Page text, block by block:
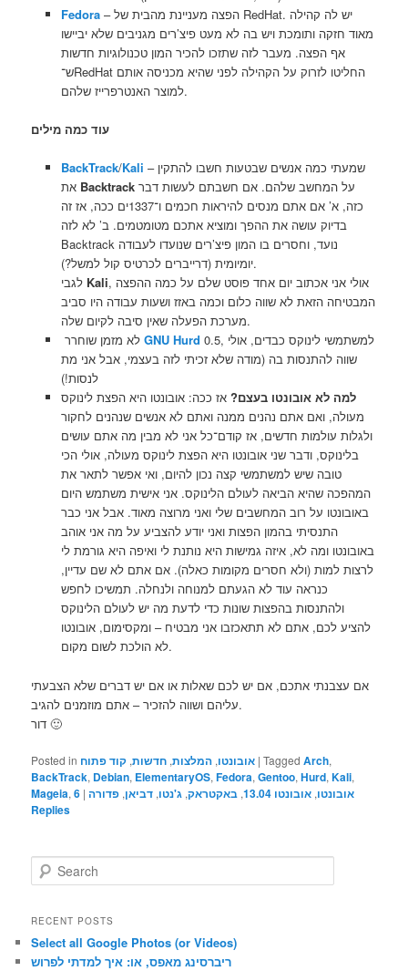
Fedora– הפצה מעניינת מהבית של RedHat. יש לה קהילה
מאוד חזקה ותומכת ויש בה לא מעט פיצ’רים מגניבים שלא יביישו
אף הפצה. מעבר לזה שתזכו להכיר המון טכנולוגיות חדשות
ש־RedHat החליטו לזרוק על הקהילה לפני שהיא מכניסה אותם
למוצר האנטרפרייז שלהם.
עוד כמה מילים
BackTrack/Kali – שמעתי כמה אנשים שבטעות חשבו להתקין
את Backtrackעל המחשב שלהם. אם חשבתם לעשות דבר
כזה, א’ אם אתם מנסים להיראות חכמים ו־1337ים ככה, אז זה
בדיוק עושה את ההפך ומוציא אתכם מטומטמים. ב’ לא לזה
Backtrack נועד, וחסרים בו המון פיצ’רים שנועדו לעבודה
יומיומית (דרייברים לכרטיס קול למשל?).
לגבי Kali, אולי אני אכתוב יום אחד פוסט שלם על כמה ההפצה
המבטיחה הזאת לא שווה כלום וכמה באזז ושעות עבודה היו סביב
מערכת הפעלה שאין סיבה לקיום שלה.
לא מזמן שוחרר GNU Hurd 0.5, למשתמשי לינוקס כבדים, אולי
שווה להתנסות בה (מודה שלא זכיתי לזה בעצמי, אבל אני מת
לנסות!)
למה לא אובונטו בעצם? אז ככה: אובונטו היא הפצת לינוקס
מעולה, ואם אתם נהנים ממנה ואתם לא אנשים שנהנים לחקור
ולגלות עולמות חדשים, אז קודם־כל אני לא מבין מה אתם עושים
בלינוקס, ודבר שני אובונטו היא הפצת לינוקס מעולה, אולי הכי
טובה שיש למשתמשי קצה נכון להיום, ואי אפשר לתאר את
המהפכה שהיא הביאה לעולם הלינוקס. אני אישית משתמש היום
באובונטו על רוב המחשבים שלי ואני מרוצה מאוד. אבל אני כבר
התנסיתי בהמון הפצות ואני יודע להצביע על מה אני אוהב
באובונטו ומה לא, איזה גמישות היא נותנת לי ואיפה היא גורמת לי
לרצות למות (ולא חסרים מקומות כאלה). אם אתם לא שם עדיין,
כנראה עוד לא הגעתם למנוחה ולנחלה. תמשיכו לחפש
ולהתנסות בהפצות שונות כדי לדעת מה יש לעולם הלינוקס
להציע לכם, אתם לא תתאכזבו אני מבטיח – ומקסימום, אובונטו
לא הולכת לשום מקום.
אם עצבנתי אתכם, אם יש לכם שאלות או אם יש דברים שלא הצבעתי
עליהם ושווה להזכיר – אתם מוזמנים להגיב.
דור 🙂
Posted in אובונטו, המלצות, חדשות, קוד פתוח |Tagged Arch,
BackTrack, Debian, ElementaryOS,Fedora,Gentoo,Hurd,Kali,
Mageia, אובונטו, אובונטו 13.04 , באקטראק, ג'נטו, דביאן, פדורה |
6
Replies
e
r
h
RECENT POSTS
Select all Google Photos (or Videos)
ריברסינג מאפס, או: איך למדתי לפרוש